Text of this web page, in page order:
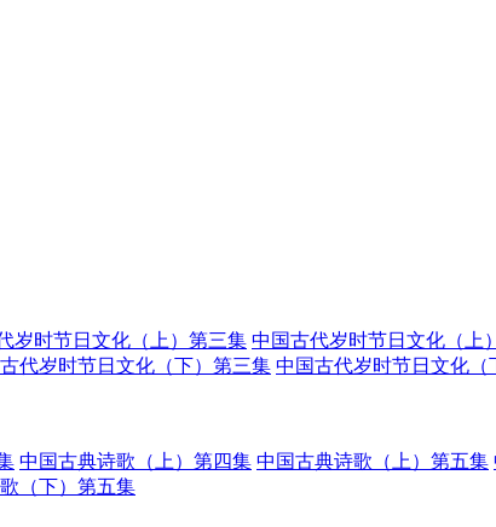
岁时节日文化（上）第三集 中国古代岁时节日文化（上
代岁时节日文化（下）第三集 中国古代岁时节日文化（
中国古典诗歌（上）第四集 中国古典诗歌（上）第五集
（下）第五集